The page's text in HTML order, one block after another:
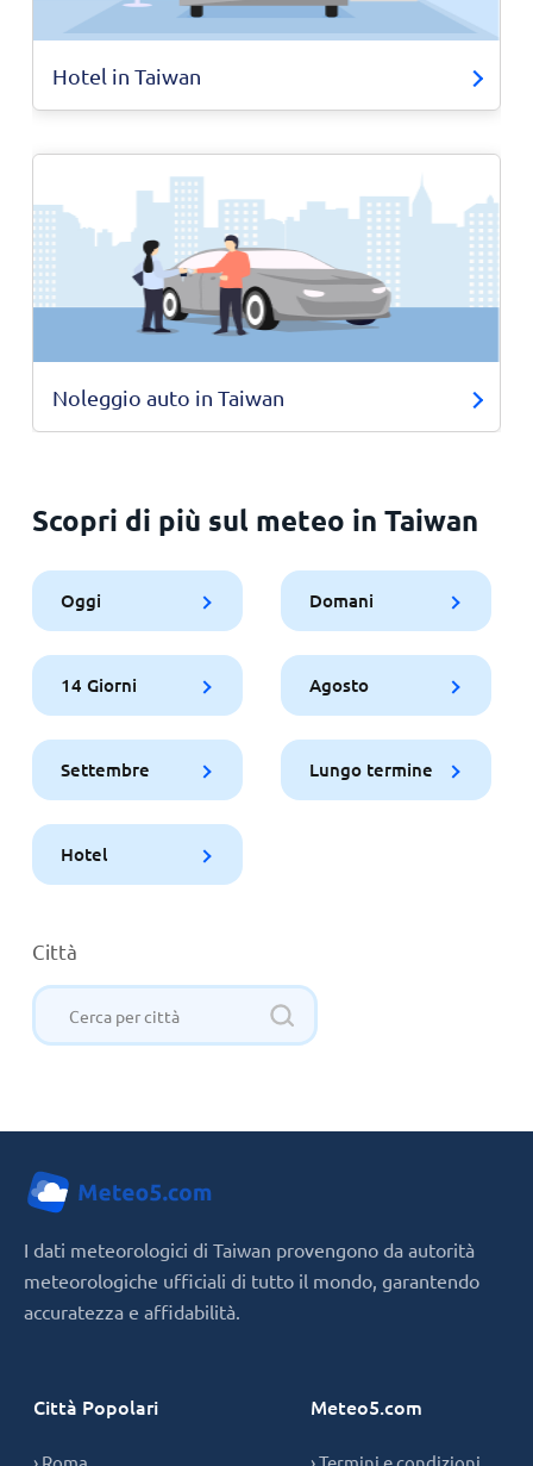
Hotel in Taiwan
Noleggio auto in Taiwan
Scopri di più sul meteo in Taiwan
Oggi Domani
14 Giorni Agosto
Settembre Lungo termine
Hotel
Città
I dati meteorologici di Taiwan provengono da autorità
meteorologiche ufficiali di tutto il mondo, garantendo
accuratezza e affidabilità.
Città Popolari Meteo5.com